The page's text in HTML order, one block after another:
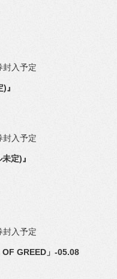
入予定
』
入予定
定)』
入予定
GREED」-05.08